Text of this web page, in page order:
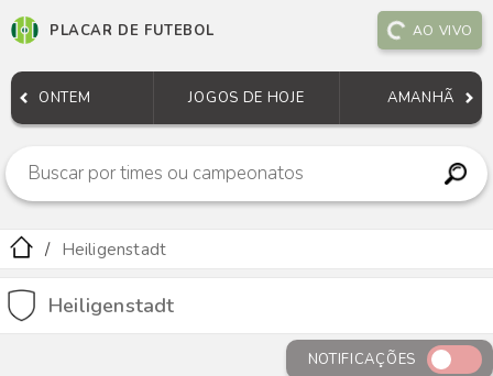
PLACAR DE FUTEBOL AO VIVO
ONTEM JOGOS DE HOJE AMANHÃ
Heiligenstadt
Heiligenstadt
NOTIFICAÇÕES